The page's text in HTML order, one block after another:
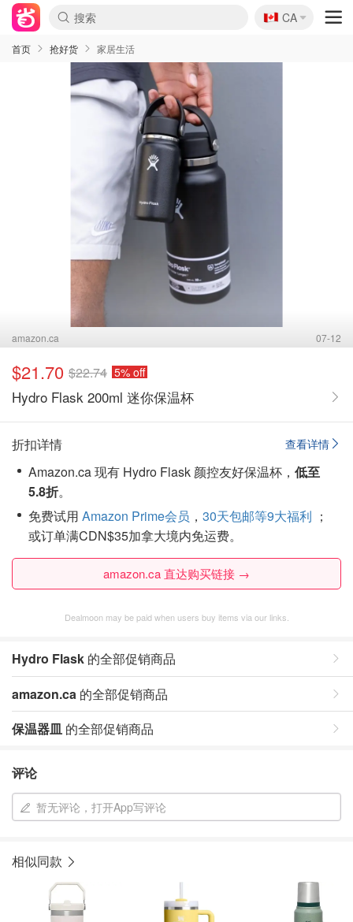
🇨🇦
CA
首页 抢好货 家居生活
amazon.ca 07-12
$21.70 $22.74 5% off
Hydro Flask 200ml 迷你保温杯
查看详情
折扣详情
Amazon.ca 现有 Hydro Flask 颜控友好保温杯， 低至
5.8折。
免费试用 Amazon Prime会员 ， 30天包邮等9大福利 ；
或订单满CDN$35加拿大境内免运费。
amazon.ca 直达购买链接 →
Dealmoon may be paid when users buy items via our links.
Hydro Flask 的全部促销商品
amazon.ca 的全部促销商品
保温器皿 的全部促销商品
评论
暂无评论，打开App写评论
相似同款